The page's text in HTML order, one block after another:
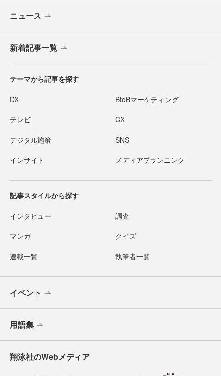
ニュース
新着記事一覧
テーマから記事を探す
DX BtoBマーケティング
テレビ CX
デジタル施策 SNS
インサイト メディアプランニング
記事スタイルから探す
インタビュー 調査
マンガ クイズ
連載一覧 執筆者一覧
イベント
用語集
翔泳社のWebメディア